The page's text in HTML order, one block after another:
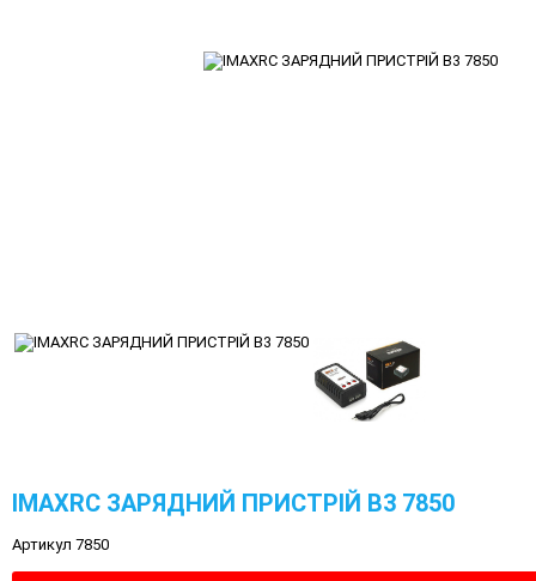
IMAXRC ЗАРЯДНИЙ ПРИСТРІЙ B3 7850
Артикул 7850